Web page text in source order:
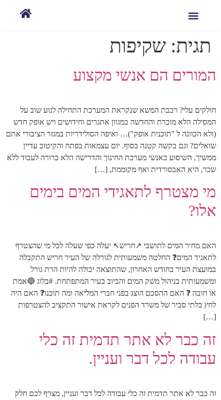
תגית: שקיפות
המורים הם אנשי מקצוע
חולקים עלי? רכבת המשא שנקראת המערכת התחילה לנוע שוב על
המסילה הלא מוכרת והחדשה במגוון אתגרים וחידושים ויש אופק חדש
(ולא הכוונה ל "תוכנית אופק")… ואיפה הסולידריות במגזר הציבורי אתם
שואלים? וגם בקשה קטנה בסוף. יום עצמאות בפתח והקיטוב עדיין
ממשיך, השיסוע באנשי מערכת החינוך והדרישה הלא ברורה לעבוד ללא
שכר, היא האבסורדית ואף מקוממת, […]
מי מצטרף לתאגידי המים בימים
אלו?
האם מחיר המים לתושבי ↗️חריש↖️ יעלה כפי שעלה לכל מי שהצטרף
לתאגיד המים❓ החלטה משמעותית לגורלה של העיר חריש התקבלה
במועצת העיר בחודש האחרון, שהתוצאה יכולה להיות הרת גורל
ומשמעותית בניהול משק המים והביוב בעיר המתפתחת. #בלוג 🔵אמת
או חובה ❓ האם ההסכם הוצג בפני חברי המליאה ומה תוכנו❓ האם היה
לחץ בלתי סביר של משרד הפנים לקראת אישור התקציב להצטרפות
[…]
זה כבר לא אתר תדמית זה כלי
עבודה לכל דבר ועניין.
זה כבר לא אתר תדמית זה כלי עבודה לכל דבר ועניין, מצרף לכם חלק